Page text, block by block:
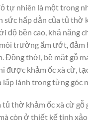
tự nhiên là một trong
sức hấp dẫn của tủ thờ
độ bền cao, khả năng
trường ẩm ướt, đảm
Đồng thời, bề mặt gỗ
được khảm ốc xà cừ,
lấp lánh trong từng góc
thờ khảm ốc xà cừ gỗ
còn ở thiết kế tinh